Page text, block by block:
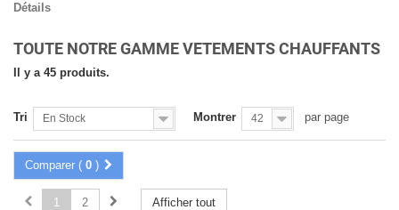
Détails
TOUTE NOTRE GAMME VETEMENTS CHAUFFANTS
Il y a 45 produits.
Tri En Stock Montrer 42 par page
Comparer ( 0 )
Afficher tout
1 2